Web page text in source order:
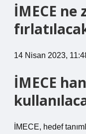
İMECE ne
14 Nisan 2023,
İMECE
İMECE, hedef